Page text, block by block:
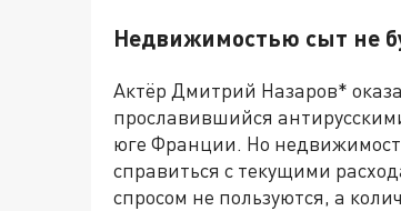
Недвижимостью сыт не
Актёр Дмитрий Назаров*
прославившийся
юге Франции. Но
справиться с текущими
спросом не пользуются, а